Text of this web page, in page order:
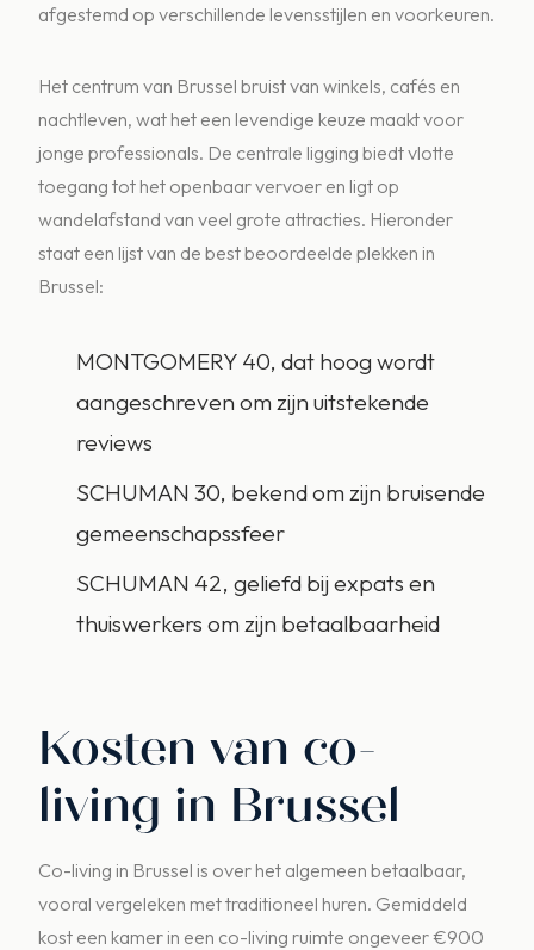
afgestemd op verschillende levensstijlen en voorkeuren.
Het centrum van Brussel bruist van winkels, cafés en
nachtleven, wat het een levendige keuze maakt voor
jonge professionals. De centrale ligging biedt vlotte
toegang tot het openbaar vervoer en ligt op
wandelafstand van veel grote attracties. Hieronder
staat een lijst van de best beoordeelde plekken in
Brussel:
MONTGOMERY 40, dat hoog wordt
aangeschreven om zijn uitstekende
reviews
SCHUMAN 30, bekend om zijn bruisende
gemeenschapssfeer
SCHUMAN 42, geliefd bij expats en
thuiswerkers om zijn betaalbaarheid
Kosten van co-
living in Brussel
Co-living in Brussel is over het algemeen betaalbaar,
vooral vergeleken met traditioneel huren. Gemiddeld
kost een kamer in een co-living ruimte ongeveer €900